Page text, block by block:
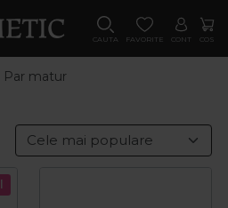
CAUTA FAVORITE CONT COS
Par matur